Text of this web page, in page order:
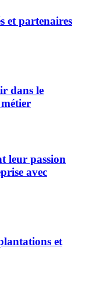
et partenaires
dans le
leur passion
avec
et